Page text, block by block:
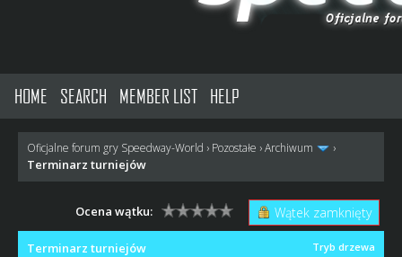
HOME SEARCH MEMBER LIST HELP
Oficjalne forum gry Speedway-World › Pozostałe ›Archiwum ›
Terminarz turniejów
Wątek zamknięty
Ocena wątku:
Tryb drzewa
Terminarz turniejów